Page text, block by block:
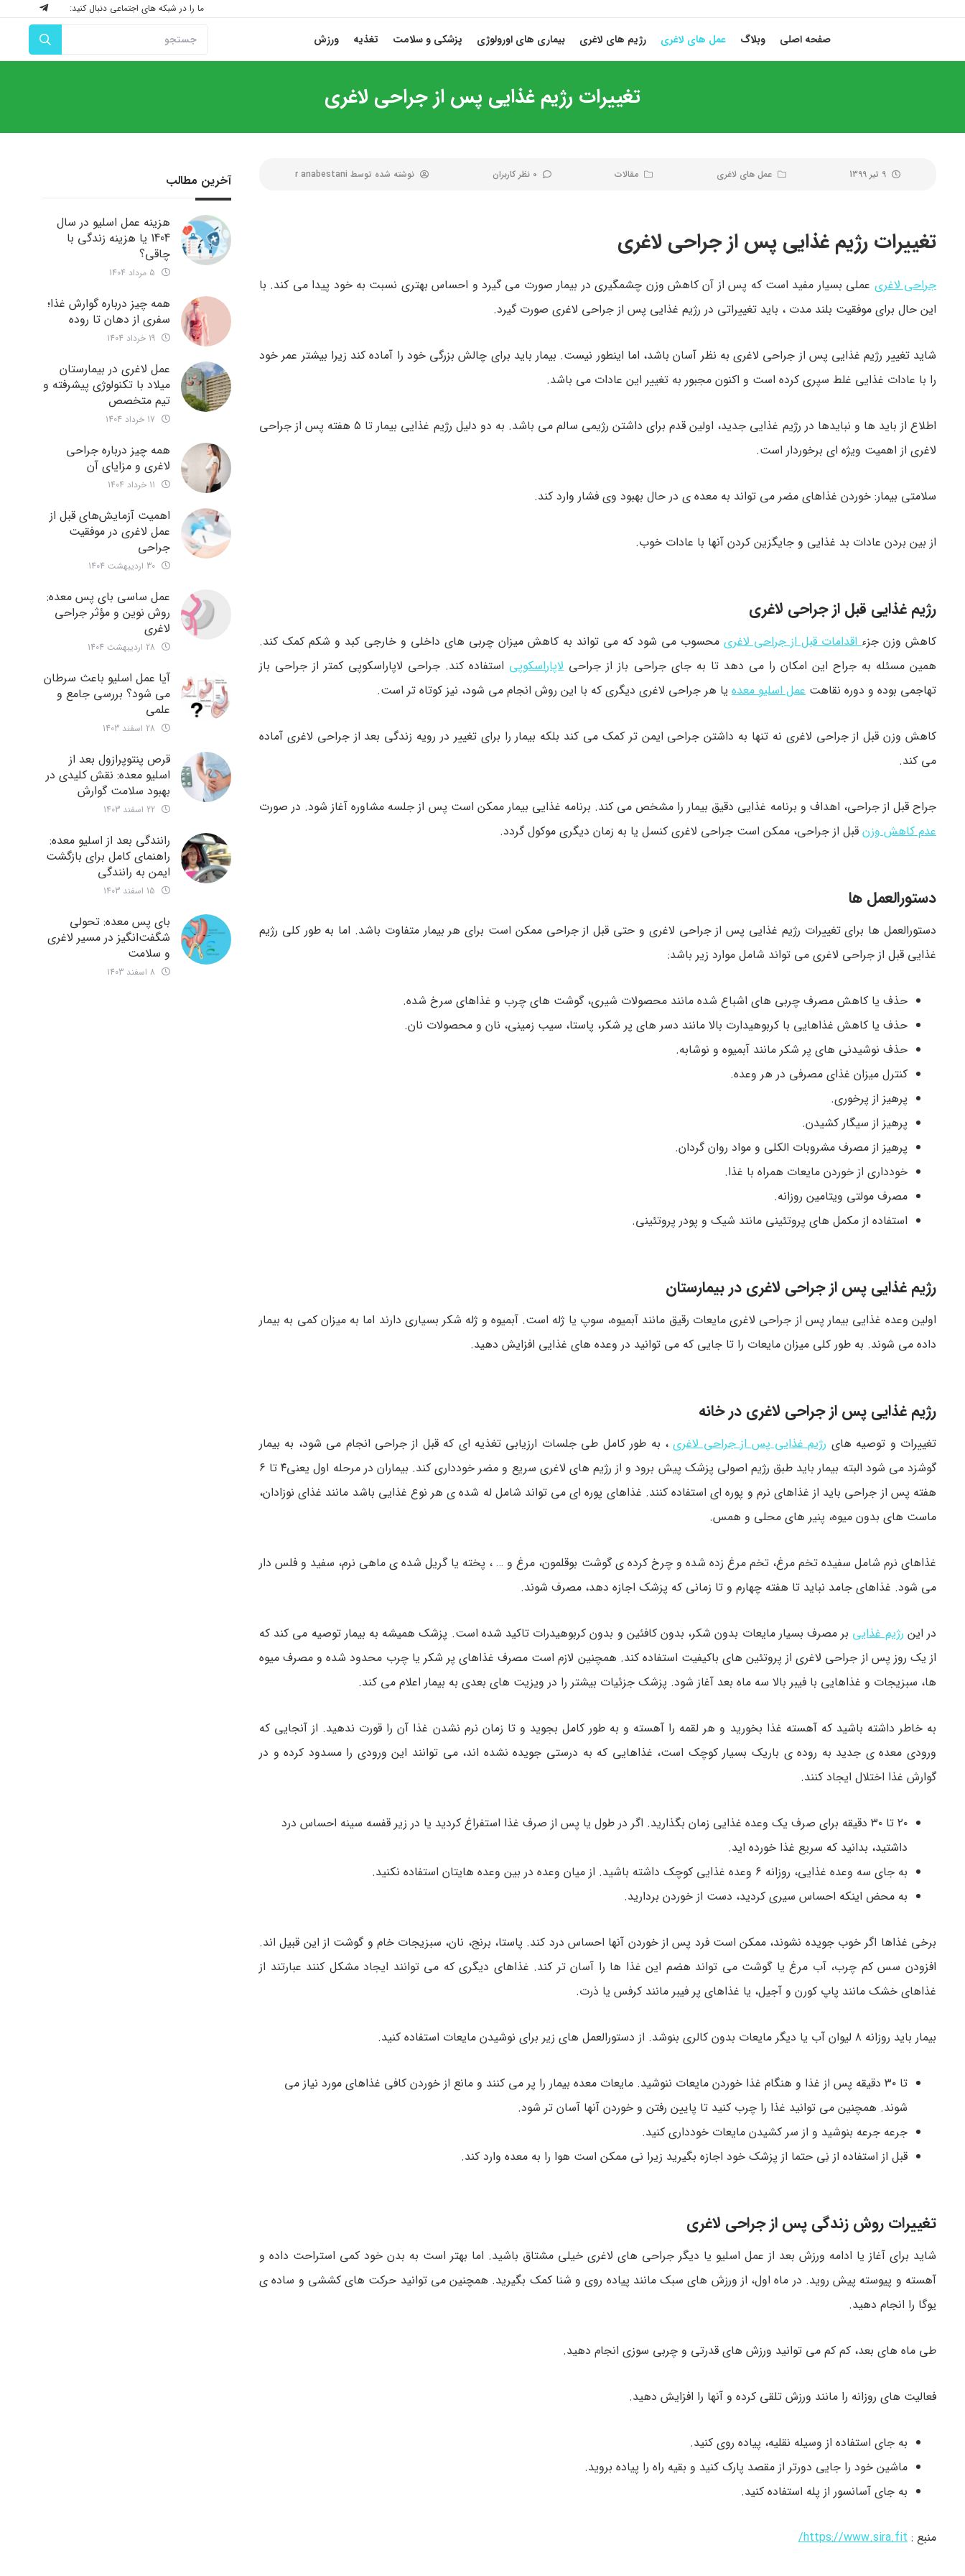
ما را در شبکه های اجتماعی دنبال کنید:
صفحه اصلی وبلاگ عمل های لاغری رژیم های لاغری بیماری های اورولوژی پزشکی و سلامت تغذیه ورزش
تغییرات رژیم غذایی پس از جراحی لاغری
9 تیر 1399 عمل های لاغری مقالات 0 نظر کاربران نوشته شده توسط r anabestani
تغییرات رژیم غذایی پس از جراحی لاغری
جراحی لاغری عملی بسیار مفید است که پس از آن کاهش وزن چشمگیری در بیمار صورت می گیرد و احساس بهتری نسبت به خود پیدا می کند. با
این حال برای موفقیت بلند مدت ، باید تغییراتی در رژیم غذایی پس از جراحی لاغری صورت گیرد.
شاید تغییر رژیم غذایی پس از جراحی لاغری به نظر آسان باشد، اما اینطور نیست. بیمار باید برای چالش بزرگی خود را آماده کند زیرا بیشتر عمر خود
را با عادات غذایی غلط سپری کرده است و اکنون مجبور به تغییر این عادات می باشد.
اطلاع از باید ها و نبایدها در رژیم غذایی جدید، اولین قدم برای داشتن رژیمی سالم می باشد. به دو دلیل رژیم غذایی بیمار تا ۵ هفته پس از جراحی
لاغری از اهمیت ویژه ای برخوردار است.
سلامتی بیمار: خوردن غذاهای مضر می تواند به معده ی در حال بهبود وی فشار وارد کند.
از بین بردن عادات بد غذایی و جایگزین کردن آنها با عادات خوب.
رژیم غذایی قبل از جراحی لاغری
کاهش وزن جزءاقدامات قبل از جراحی لاغری محسوب می شود که می تواند به کاهش میزان چربی های داخلی و خارجی کبد و شکم کمک کند.
همین مسئله به جراح این امکان را می دهد تا به جای جراحی باز از جراحیلاپاراسکوپی استفاده کند. جراحی لاپاراسکوپی کمتر از جراحی باز
تهاجمی بوده و دوره نقاهت عمل اسلیو معده یا هر جراحی لاغری دیگری که با این روش انجام می شود، نیز کوتاه تر است.
کاهش وزن قبل از جراحی لاغری نه تنها به داشتن جراحی ایمن تر کمک می کند بلکه بیمار را برای تغییر در رویه زندگی بعد از جراحی لاغری آماده
می کند.
جراح قبل از جراحی، اهداف و برنامه غذایی دقیق بیمار را مشخص می کند. برنامه غذایی بیمار ممکن است پس از جلسه مشاوره آغاز شود. در صورت
عدم کاهش وزن قبل از جراحی، ممکن است جراحی لاغری کنسل یا به زمان دیگری موکول گردد.
دستورالعمل ها
دستورالعمل ها برای تغییرات رژیم غذایی پس از جراحی لاغری و حتی قبل از جراحی ممکن است برای هر بیمار متفاوت باشد. اما به طور کلی رژیم
غذایی قبل از جراحی لاغری می تواند شامل موارد زیر باشد:
حذف یا کاهش مصرف چربی های اشباع شده مانند محصولات شیری، گوشت های چرب و غذاهای سرخ شده.
حذف یا کاهش غذاهایی با کربوهیدارت بالا مانند دسر های پر شکر، پاستا، سیب زمینی، نان و محصولات نان.
حذف نوشیدنی های پر شکر مانند آبمیوه و نوشابه.
کنترل میزان غذای مصرفی در هر وعده.
پرهیز از پرخوری.
پرهیز از سیگار کشیدن.
پرهیز از مصرف مشروبات الکلی و مواد روان گردان.
خودداری از خوردن مایعات همراه با غذا.
مصرف مولتی ویتامین روزانه.
استفاده از مکمل های پروتئینی مانند شیک و پودر پروتئینی.
رژیم غذایی پس از جراحی لاغری در بیمارستان
اولین وعده غذایی بیمار پس از جراحی لاغری مایعات رقیق مانند آبمیوه، سوپ یا ژله است. آبمیوه و ژله شکر بسیاری دارند اما به میزان کمی به بیمار
داده می شوند. به طور کلی میزان مایعات را تا جایی که می توانید در وعده های غذایی افزایش دهید.
رژیم غذایی پس از جراحی لاغری در خانه
تغییرات و توصیه های رژیم غذایی پس از جراحی لاغری، به طور کامل طی جلسات ارزیابی تغذیه ای که قبل از جراحی انجام می شود، به بیمار
گوشزد می شود البته بیمار باید طبق رژیم اصولی پزشک پیش برود و از رژیم های لاغری سریع و مضر خودداری کند. بیماران در مرحله اول یعنی۴ تا ۶
هفته پس از جراحی باید از غذاهای نرم و پوره ای استفاده کنند. غذاهای پوره ای می تواند شامل له شده ی هر نوع غذایی باشد مانند غذای نوزادان،
ماست های بدون میوه، پنیر های محلی و همس.
غذاهای نرم شامل سفیده تخم مرغ، تخم مرغ زده شده و چرخ کرده ی گوشت بوقلمون، مرغ و … ، پخته یا گریل شده ی ماهی نرم، سفید و فلس دار
می شود. غذاهای جامد نباید تا هفته چهارم و تا زمانی که پزشک اجازه دهد، مصرف شوند.
در این رژیم غذایی بر مصرف بسیار مایعات بدون شکر، بدون کافئین و بدون کربوهیدرات تاکید شده است. پزشک همیشه به بیمار توصیه می کند که
از یک روز پس از جراحی لاغری از پروتئین های باکیفیت استفاده کند. همچنین لازم است مصرف غذاهای پر شکر یا چرب محدود شده و مصرف میوه
ها، سبزیجات و غذاهایی با فیبر بالا سه ماه بعد آغاز شود. پزشک جزئیات بیشتر را در ویزیت های بعدی به بیمار اعلام می کند.
به خاطر داشته باشید که آهسته غذا بخورید و هر لقمه را آهسته و به طور کامل بجوید و تا زمان نرم نشدن غذا آن را قورت ندهید. از آنجایی که
ورودی معده ی جدید به روده ی باریک بسیار کوچک است، غذاهایی که به درستی جویده نشده اند، می توانند این ورودی را مسدود کرده و در
گوارش غذا اختلال ایجاد کنند.
۲۰ تا ۳۰ دقیقه برای صرف یک وعده غذایی زمان بگذارید. اگر در طول یا پس از صرف غذا استفراغ کردید یا در زیر قفسه سینه احساس درد
داشتید، بدانید که سریع غذا خورده اید.
به جای سه وعده غذایی، روزانه ۶ وعده غذایی کوچک داشته باشید. از میان وعده در بین وعده هایتان استفاده نکنید.
به محض اینکه احساس سیری کردید، دست از خوردن بردارید.
برخی غذاها اگر خوب جویده نشوند، ممکن است فرد پس از خوردن آنها احساس درد کند. پاستا، برنج، نان، سبزیجات خام و گوشت از این قبیل اند.
افزودن سس کم چرب، آب مرغ یا گوشت می تواند هضم این غذا ها را آسان تر کند. غذاهای دیگری که می توانند ایجاد مشکل کنند عبارتند از
غذاهای خشک مانند پاپ کورن و آجیل، یا غذاهای پر فیبر مانند کرفس یا ذرت.
بیمار باید روزانه ۸ لیوان آب یا دیگر مایعات بدون کالری بنوشد. از دستورالعمل های زیر برای نوشیدن مایعات استفاده کنید.
تا ۳۰ دقیقه پس از غذا و هنگام غذا خوردن مایعات ننوشید. مایعات معده بیمار را پر می کنند و مانع از خوردن کافی غذاهای مورد نیاز می
شوند. همچنین می توانید غذا را چرب کنید تا پایین رفتن و خوردن آنها آسان تر شود.
جرعه جرعه بنوشید و از سر کشیدن مایعات خودداری کنید.
قبل از استفاده از نِی حتما از پزشک خود اجازه بگیرید زیرا نی ممکن است هوا را به معده وارد کند.
تغییرات روش زندگی پس از جراحی لاغری
شاید برای آغاز یا ادامه ورزش بعد از عمل اسلیو یا دیگر جراحی های لاغری خیلی مشتاق باشید. اما بهتر است به بدن خود کمی استراحت داده و
آهسته و پیوسته پیش روید. در ماه اول، از ورزش های سبک مانند پیاده روی و شنا کمک بگیرید. همچنین می توانید حرکت های کششی و ساده ی
یوگا را انجام دهید.
طی ماه های بعد، کم کم می توانید ورزش های قدرتی و چربی سوزی انجام دهید.
فعالیت های روزانه را مانند ورزش تلقی کرده و آنها را افزایش دهید.
به جای استفاده از وسیله نقلیه، پیاده روی کنید.
ماشین خود را جایی دورتر از مقصد پارک کنید و بقیه راه را پیاده بروید.
به جای آسانسور از پله استفاده کنید.
منبع : https://www.sira.fit/
آخرین مطالب
هزینه عمل اسلیو در سال
1404 یا هزینه زندگی با
چاقی؟
همه چیز درباره گوارش غذا؛
سفری از دهان تا روده
عمل لاغری در بیمارستان
میلاد با تکنولوژی پیشرفته و
تیم متخصص
همه چیز درباره جراحی
لاغری و مزایای آن
اهمیت آزمایش‌های قبل از
عمل لاغری در موفقیت
جراحی
عمل ساسی بای پس معده:
روش نوین و مؤثر جراحی
لاغری
آیا عمل اسلیو باعث سرطان
می شود؟ بررسی جامع و
علمی
قرص پنتوپرازول بعد از
اسلیو معده: نقش کلیدی در
بهبود سلامت گوارش
رانندگی بعد از اسلیو معده:
راهنمای کامل برای بازگشت
ایمن به رانندگی
بای پس معده: تحولی
شگفت‌انگیز در مسیر لاغری
و سلامت